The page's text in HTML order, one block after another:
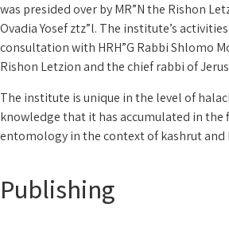
was presided over by MR”N the Rishon
Ovadia Yosef ztz”l. The institute’s
consultation with HRH”G Rabbi Shlomo
Rishon Letzion and the chief rabbi of
The institute is unique in the level of
knowledge that it has accumulated in the
entomology in the context of kashrut and
Publishing